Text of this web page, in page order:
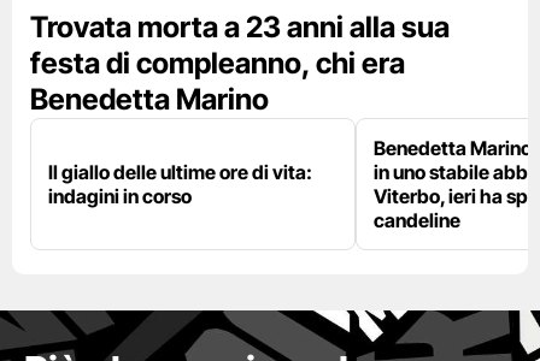
Trovata morta a 23 anni alla sua
festa di compleanno, chi era
Benedetta Marino
Il giallo delle ultime ore di vita:
indagini in corso
Benedetta Marino
in uno stabile
Viterbo, ieri ha
candeline